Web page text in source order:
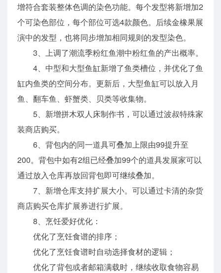
增符合套装整体色调的染色功能。每个发型将新增加2
个可染色部位，每个部位可选4款颜色。后续金橡果展
演中的发型，也将同步增加相同规则的发型染色。
3、上调了潮流季粉红鱼潮中粉红鱼的产出概率。
4、中型和大型鱼缸新增了鱼类槽位，并优化了鱼
缸内鱼类的空间分布。更新后，大型鱼缸可以放入月
鱼、翻车鱼、虾蟹类、贝类等收集物。
5、新增拼木双人床制作书，可以通过波叔特殊家
装商店购买。
6、背包内的同一道具可叠加上限由99提升至
200。背包中如有2组已经叠加99个的道具发展家可以
通过放入仓库再放回背包即可继续叠加。
7、新增仓库支持扩展大小。可以通过卡清的杂货
商店购买仓库扩展券进行扩展。
8、烹饪爱好优化：
优化了烹饪食谱的排序；
优化了烹饪食谱时自动选择食材的逻辑；
优化了背包或者邮箱满载时，继续收取食物容易